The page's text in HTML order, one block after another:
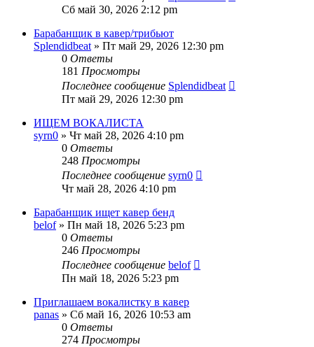
Сб май 30, 2026 2:12 pm
Барабанщик в кавер/трибьют
Splendidbeat » Пт май 29, 2026 12:30 pm
0 Ответы
181 Просмотры
Последнее сообщение Splendidbeat
Пт май 29, 2026 12:30 pm
ИЩЕМ ВОКАЛИСТА
syrn0 » Чт май 28, 2026 4:10 pm
0 Ответы
248 Просмотры
Последнее сообщение syrn0
Чт май 28, 2026 4:10 pm
Барабанщик ищет кавер бенд
belof» Пн май 18, 2026 5:23 pm
0 Ответы
246 Просмотры
Последнее сообщение belof
Пн май 18, 2026 5:23 pm
Приглашаем вокалистку в кавер
panas » Сб май 16, 2026 10:53 am
0 Ответы
274 Просмотры